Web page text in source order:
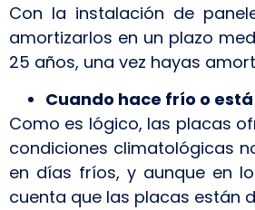
Con la instalación de
amortizarlos en un plazo
25 años, una vez hayas
Cuando hace frío o
Como es lógico, las placas
condiciones climatológicas
en días fríos, y aunque en
cuenta que las placas están